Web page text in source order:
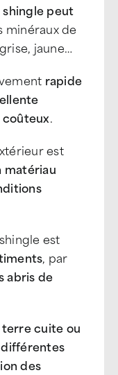
shingle peut
minéraux de
jaune…
rapide
coûteux.
est
matériau
est
, par
abris de
cuite ou
des